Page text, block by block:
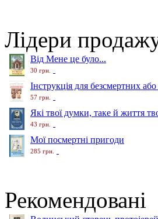
Лідери
Від Мене це було...
30 грн.
Інструкція для безсмертних
57 грн.
Які твої думки, таке й життя
43 грн.
Мої посмертні пригоди
285 грн.
Рекомендовані